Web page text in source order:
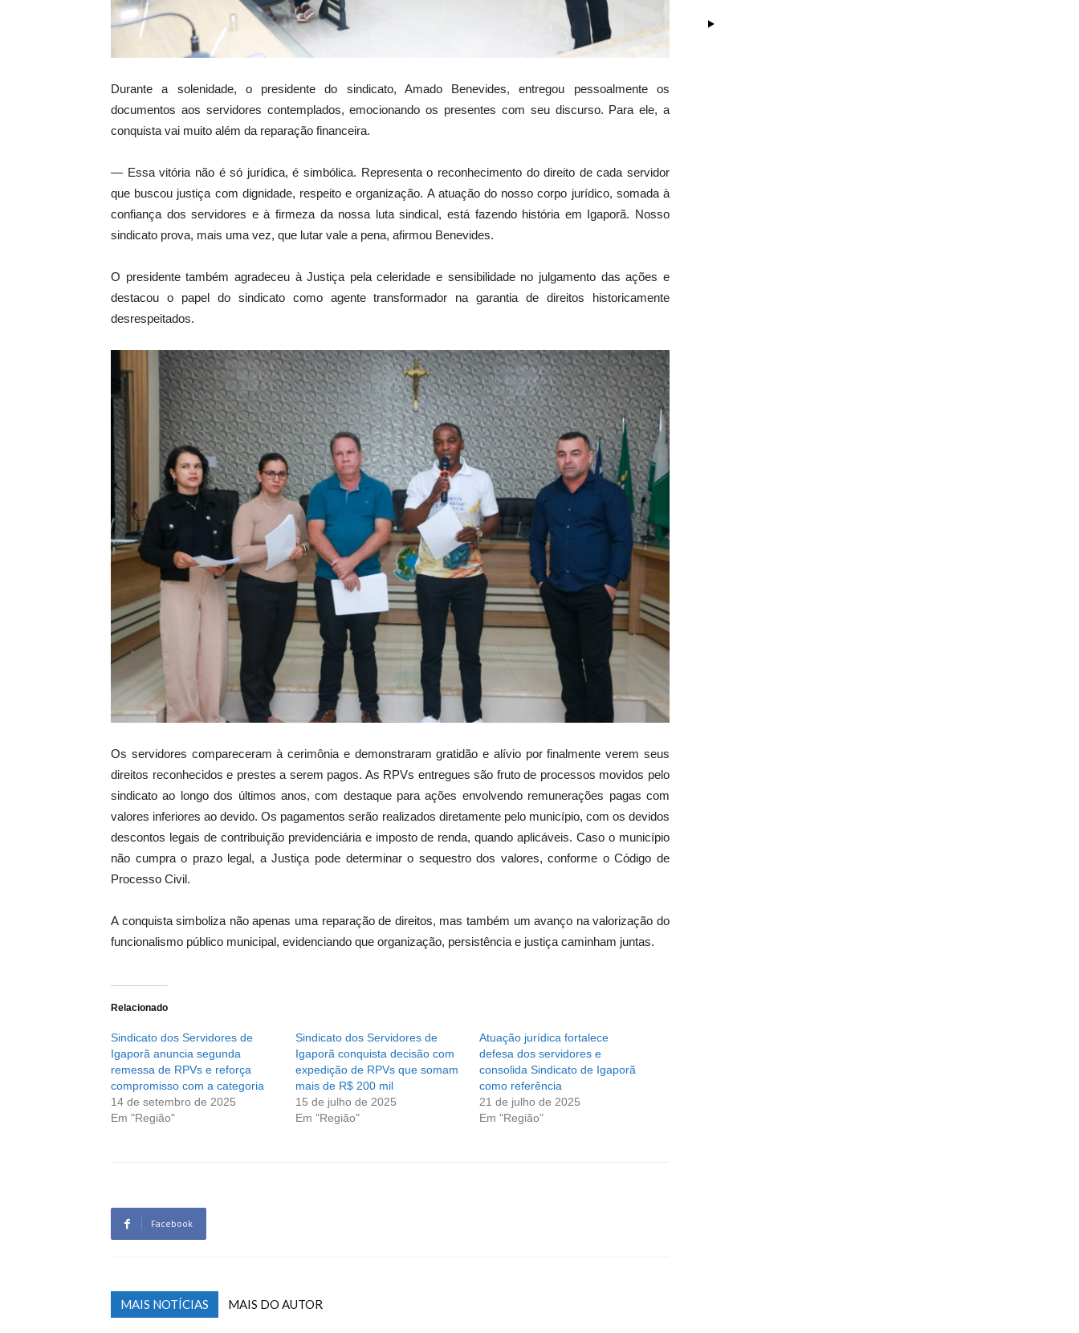
Durante a solenidade, o presidente do sindicato, Amado Benevides, entregou pessoalmente os
documentos aos servidores contemplados, emocionando os presentes com seu discurso. Para ele, a
conquista vai muito além da reparação financeira.
— Essa vitória não é só jurídica, é simbólica. Representa o reconhecimento do direito de cada servidor
que buscou justiça com dignidade, respeito e organização. A atuação do nosso corpo jurídico, somada à
confiança dos servidores e à firmeza da nossa luta sindical, está fazendo história em Igaporã. Nosso
sindicato prova, mais uma vez, que lutar vale a pena, afirmou Benevides.
O presidente também agradeceu à Justiça pela celeridade e sensibilidade no julgamento das ações e
destacou o papel do sindicato como agente transformador na garantia de direitos historicamente
desrespeitados.
Os servidores compareceram à cerimônia e demonstraram gratidão e alívio por finalmente verem seus
direitos reconhecidos e prestes a serem pagos. As RPVs entregues são fruto de processos movidos pelo
sindicato ao longo dos últimos anos, com destaque para ações envolvendo remunerações pagas com
valores inferiores ao devido. Os pagamentos serão realizados diretamente pelo município, com os devidos
descontos legais de contribuição previdenciária e imposto de renda, quando aplicáveis. Caso o município
não cumpra o prazo legal, a Justiça pode determinar o sequestro dos valores, conforme o Código de
Processo Civil.
A conquista simboliza não apenas uma reparação de direitos, mas também um avanço na valorização do
funcionalismo público municipal, evidenciando que organização, persistência e justiça caminham juntas.
Relacionado
Sindicato dos Servidores de
Igaporã anuncia segunda
remessa de RPVs e reforça
compromisso com a categoria
14 de setembro de 2025
Em "Região"
Sindicato dos Servidores de
Igaporã conquista decisão com
expedição de RPVs que somam
mais de R$ 200 mil
15 de julho de 2025
Em "Região"
Atuação jurídica fortalece
defesa dos servidores e
consolida Sindicato de Igaporã
como referência
21 de julho de 2025
Em "Região"
Facebook
MAIS NOTÍCIAS MAIS DO AUTOR